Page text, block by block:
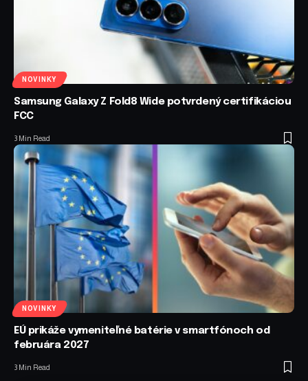
NOVINKY
Samsung Galaxy Z Fold8 Wide potvrdený certifikáciou
FCC
3 Min Read
NOVINKY
EÚ prikáže vymeniteľné batérie v smartfónoch od
februára 2027
3 Min Read